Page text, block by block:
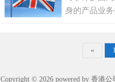
身的产品业
顾问为您解答
« 1
Copyright © 2026 powered by 香港